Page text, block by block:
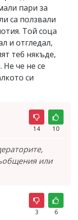
пари за
са ползвали
Той соца
и отгледал,
теб някъде,
че не се
си
14 10
или
3 6